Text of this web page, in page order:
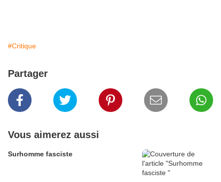
#Critique
Partager
Vous aimerez aussi
Surhomme fasciste